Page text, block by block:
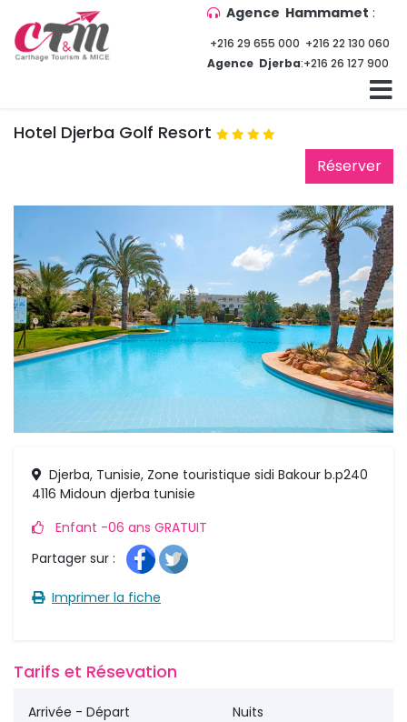
Agence Hammamet :
+216 29 655 000 +216 22 130 060
Agence Djerba:+216 26 127 900
Hotel Djerba Golf Resort
Réserver
Djerba, Tunisie, Zone touristique sidi Bakour b.p240
4116 Midoun djerba tunisie
Enfant -06 ans GRATUIT
Partager sur :
Imprimer la fiche
Tarifs et Résevation
Arrivée - Départ Nuits